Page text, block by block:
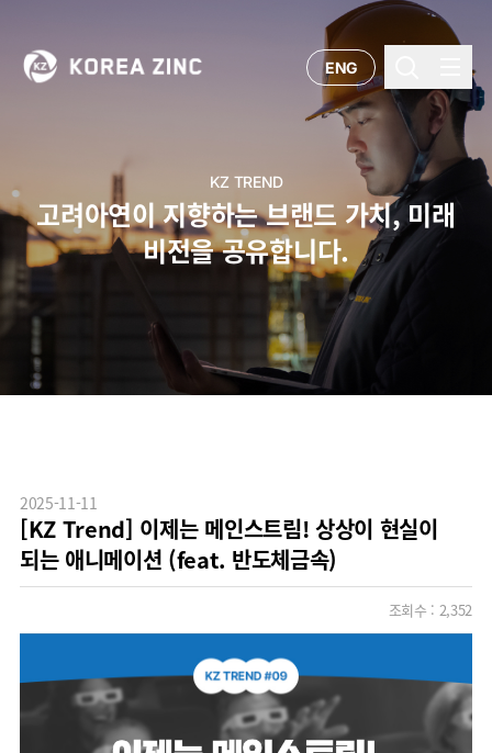
ENG
KZ TREND
고려아연이 지향하는 브랜드 가치, 미래
비전을 공유합니다.
[KZ Trend] 이제는 메인스트림! 상상이 현실이
되는 애니메이션 (feat. 반도체금속)
2025-11-11
조회수 : 2,352